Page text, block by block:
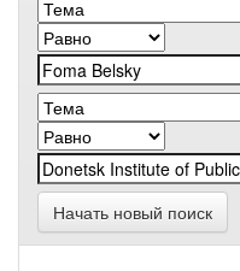
Начать новый поиск